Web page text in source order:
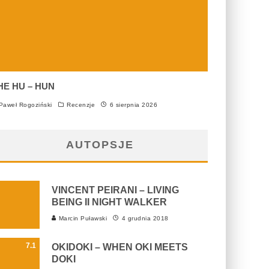
HU – HUN
Rogoziński Recenzje 6 sierpnia 2026
AUTOPSJE
VINCENT PEIRANI – LIVING
BEING II NIGHT WALKER
Marcin Puławski 4 grudnia 2018
7.1
OKIDOKI – WHEN OKI MEETS
DOKI